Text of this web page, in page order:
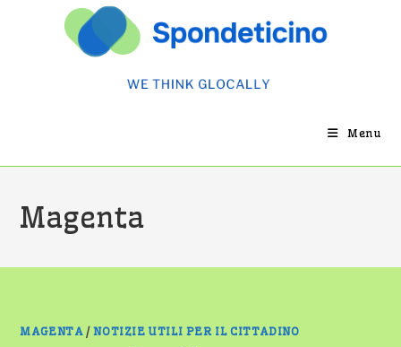
Menu
Magenta
MAGENTA/NOTIZIE UTILI PER IL CITTADINO